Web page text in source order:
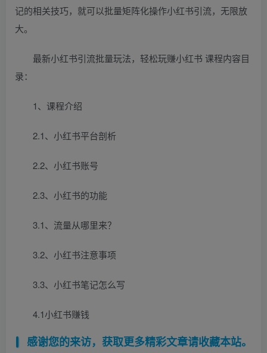
记的相关技巧，就可以批量矩阵化操作小红书引流，无限放
大。
最新小红书引流批量玩法，轻松玩赚小红书 课程内容目
录：
1、课程介绍
2.1、小红书平台剖析
2.2、小红书账号
2.3、小红书的功能
3.1、流量从哪里来？
3.2、小红书注意事项
3.3、小红书笔记怎么写
4.1小红书赚钱
感谢您的来访，获取更多精彩文章请收藏本站。